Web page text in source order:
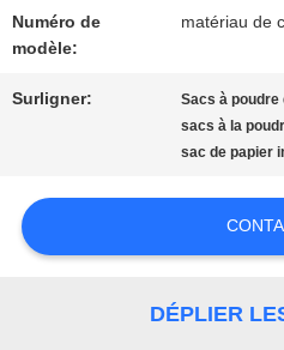
D'USINE
CONTRÔLE
QUALITÉ
CONTACTEZ-
Numéro de
modèle:
matériau de
Surligner: Sacs à poudre
sacs à la
sac de papier
DÉPLIER